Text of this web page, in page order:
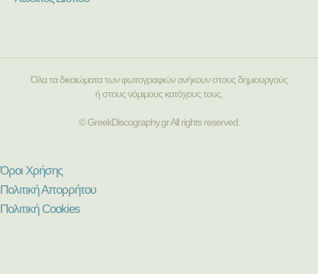
Όλα τα δικαιώματα των φωτογραφιών ανήκουν στους δημιουργούς
ή στους νόμιμους κατόχους τους.
© GreekDiscography.gr All rights reserved.
Όροι Χρήσης
Πολιτική Απορρήτου
Πολιτική Cookies